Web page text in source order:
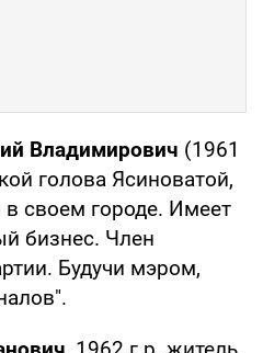
Владимирович (1961
голова Ясиноватой,
в своем городе. Имеет
бизнес. Член
Будучи мэром,